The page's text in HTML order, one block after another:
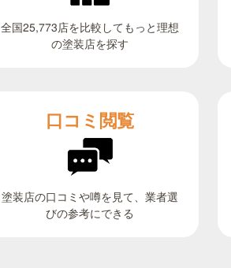
全国25,773店を比較してもっと理想
の塗装店を探す
口コミ閲覧
塗装店の口コミや噂を見て、業者選
びの参考にできる